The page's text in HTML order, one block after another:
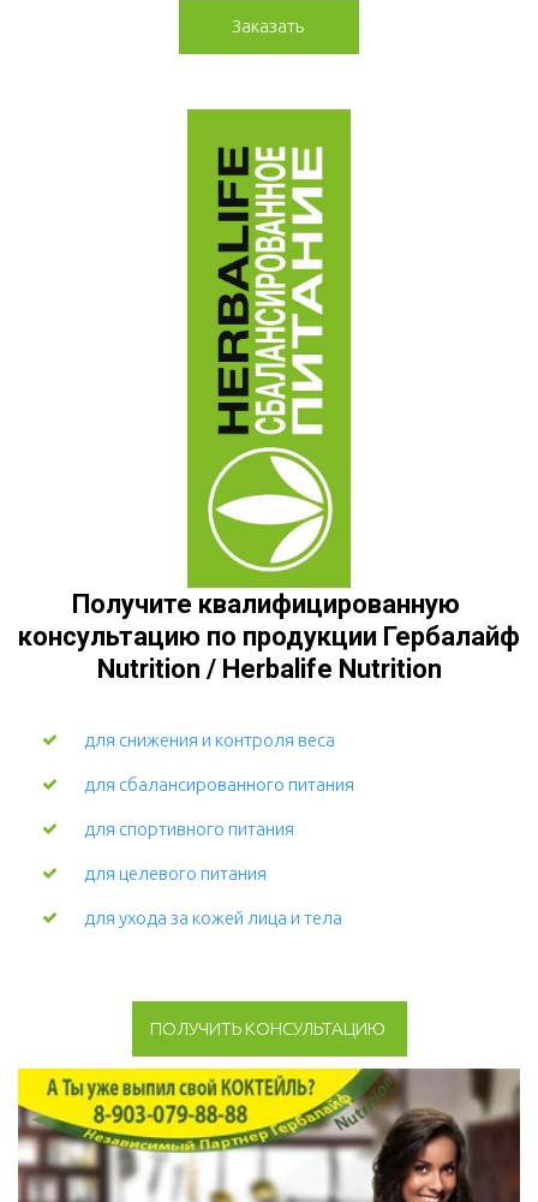
Заказать
Получите квалифицированную
консультацию по продукции Гербалайф
Nutrition / Herbalife Nutrition
для снижения и контроля веса
для сбалансированного питания
для спортивного питания
для целевого питания
для ухода за кожей лица и тела
ПОЛУЧИТЬ КОНСУЛЬТАЦИЮ